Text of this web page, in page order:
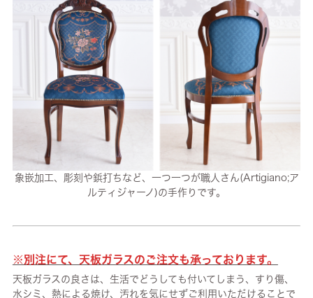
象嵌加工、彫刻や鋲打ちなど、一つ一つが職人さん(Artigiano;ア
ルティジャーノ)の手作りです。
※別注にて、天板ガラスのご注文も承っております。
天板ガラスの良さは、生活でどうしても付いてしまう、すり傷、
水シミ、熱による焼け、汚れを気にせずご利用いただけることで